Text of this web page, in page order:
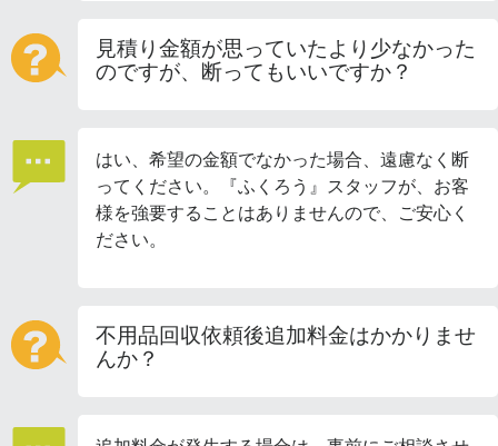
見積り金額が思っていたより少なかった
のですが、断ってもいいですか？
はい、希望の金額でなかった場合、遠慮なく断
ってください。『ふくろう』スタッフが、お客
様を強要することはありませんので、ご安心く
ださい。
不用品回収依頼後追加料金はかかりませ
んか？